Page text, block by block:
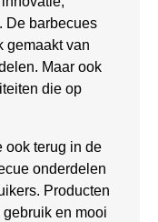
De barbecues
gemaakt van
Maar ook
die op
ook terug in de
onderdelen
Producten
en mooi